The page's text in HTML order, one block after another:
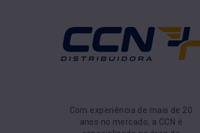
Com experiência de mais de 20
anos no mercado, a CCN é